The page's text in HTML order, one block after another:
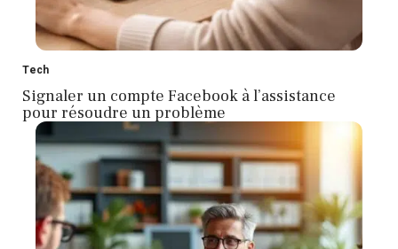
Tech
Signaler un compte Facebook à l’assistance
pour résoudre un problème